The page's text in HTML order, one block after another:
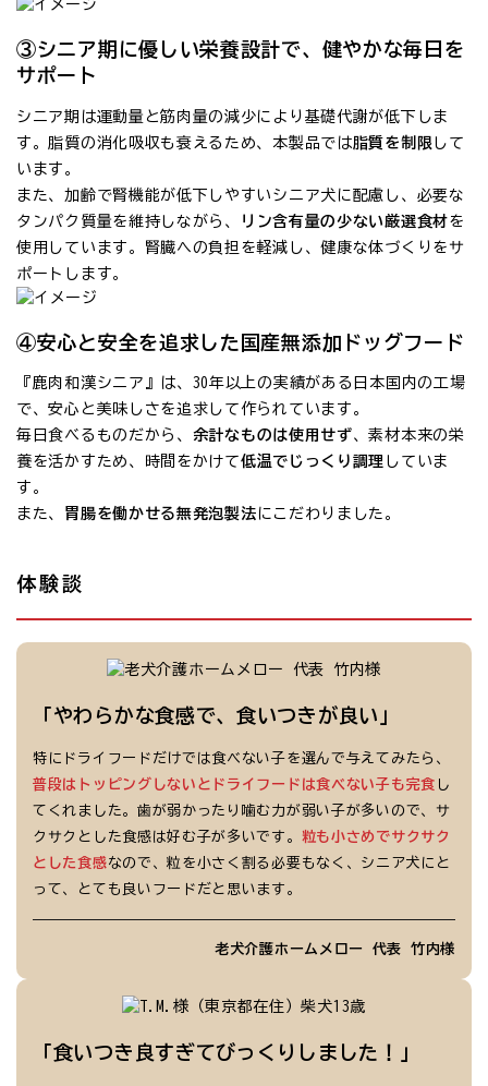
③シニア期に優しい栄養設計で、健やかな毎日を
サポート
シニア期は運動量と筋肉量の減少により基礎代謝が低下しま
す。脂質の消化吸収も衰えるため、本製品では脂質を制限 して
います。
また、加齢で腎機能が低下しやすいシニア犬に配慮し、必要な
タンパク質量を維持しながら、
リン含有量の少ない厳選食材を
使用しています。腎臓への負担を軽減し、健康な体づくりをサ
ポートします。
④安心と安全を追求した国産無添加ドッグフード
『鹿肉和漢シニア』は、30年以上の実績がある日本国内の工場
で、安心と美味しさを追求して作られています。
毎日食べるものだから、 余計なものは使用せず、素材本来の栄
養を活かすため、時間をかけて低温でじっくり調理 していま
す。
また、 胃腸を働かせる無発泡製法にこだわりました。
体験談
「やわらかな食感で、食いつきが良い」
特にドライフードだけでは食べない子を選んで与えてみたら、
普段はトッピングしないとドライフードは食べない子も完食 し
てくれました。歯が弱かったり噛む力が弱い子が多いので、サ
クサクとした食感は好む子が多いです。 粒も小さめでサクサク
とした食感なので、粒を小さく割る必要もなく、シニア犬にと
って、とても良いフードだと思います。
老犬介護ホームメロー 代表 竹内様
「食いつき良すぎてびっくりしました！」